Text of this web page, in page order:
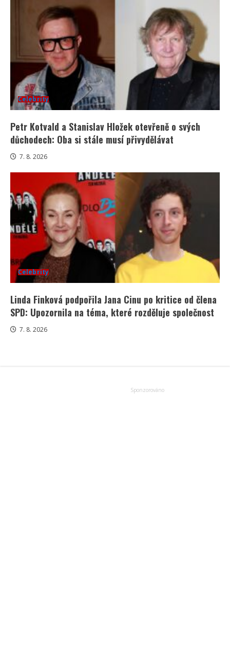
Celebrity
Petr Kotvald a Stanislav Hložek otevřeně o svých
důchodech: Oba si stále musí přivydělávat
7. 8. 2026
Celebrity
Linda Finková podpořila Jana Cinu po kritice od člena
SPD: Upozornila na téma, které rozděluje společnost
7. 8. 2026